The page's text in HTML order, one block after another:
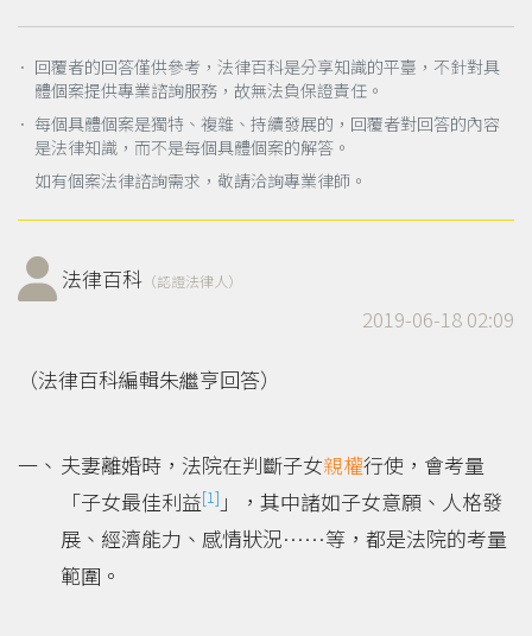
． 回覆者的回答僅供參考，法律百科是分享知識的平臺，不針對具
體個案提供專業諮詢服務，故無法負保證責任。
． 每個具體個案是獨特、複雜、持續發展的，回覆者對回答的內容
是法律知識，而不是每個具體個案的解答。
如有個案法律諮詢需求，敬請洽詢專業律師。
法律百科 （認證法律人）
2019-06-18 02:09
（法律百科編輯朱繼亨回答）
夫妻離婚時，法院在判斷子女親權行使，會考量
「子女最佳利益[1] 」，其中諸如子女意願、人格發
展、經濟能力、感情狀況……等，都是法院的考量
範圍。